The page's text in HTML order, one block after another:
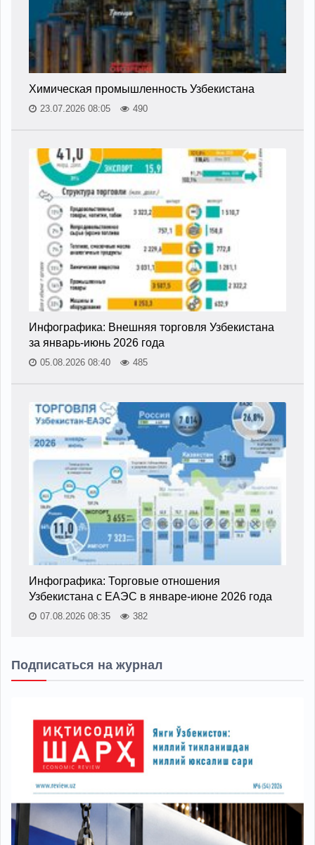
Химическая промышленность Узбекистана
23.07.2026 08:05 490
Инфографика: Внешняя торговля Узбекистана
за январь-июнь 2026 года
05.08.2026 08:40 485
Инфографика: Торговые отношения
Узбекистана с ЕАЭС в январе-июне 2026 года
07.08.2026 08:35 382
Подписаться на журнал